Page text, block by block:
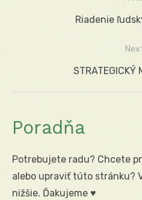
NavigáciaPrevious
Riadenie
Next
STRATEGICKÝ
Poradňa
Potrebujete radu? Chcete
alebo upraviť túto stránku?
nižšie. Ďakujeme ♥